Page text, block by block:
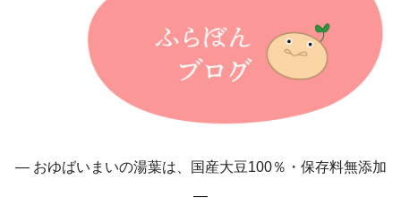
― おゆばいまいの湯葉は、国産大豆100％・保存料無添加
―